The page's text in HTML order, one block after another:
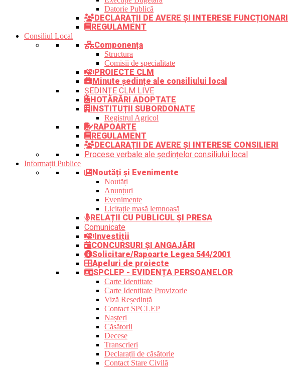
Datorie Publică
DECLARAȚII DE AVERE ȘI INTERESE FUNCȚIONARI
REGULAMENT
Consiliul Local
Componența
Structura
Comisii de specialitate
PROIECTE CLM
Minute ședințe ale consiliului local
ȘEDINȚE CLM LIVE
HOTĂRÂRI ADOPTATE
INSTITUȚII SUBORDONATE
Registrul Agricol
RAPOARTE
REGULAMENT
DECLARAȚII DE AVERE ȘI INTERESE CONSILIERI
Procese verbale ale ședințelor consiliului local
Informații Publice
Noutăți și Evenimente
Noutăți
Anunțuri
Evenimente
Licitație masă lemnoasă
RELAȚII CU PUBLICUL ȘI PRESA
Comunicate
Investiții
CONCURSURI ȘI ANGAJĂRI
Solicitare/Rapoarte Legea 544/2001
Apeluri de proiecte
SPCLEP - EVIDENȚA PERSOANELOR
Carte Identitate
Carte Identitate Provizorie
Viză Reședință
Contact SPCLEP
Nașteri
Căsătorii
Decese
Transcrieri
Declarații de căsătorie
Contact Stare Civilă